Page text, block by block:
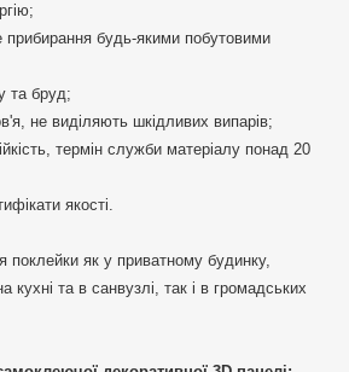
прибирання будь-якими побутовими
та бруд;
не виділяють шкідливих випарів;
термін служби матеріалу понад 20
якості.
поклейки як у приватному будинку,
кухні та в санвузлі, так і в громадських